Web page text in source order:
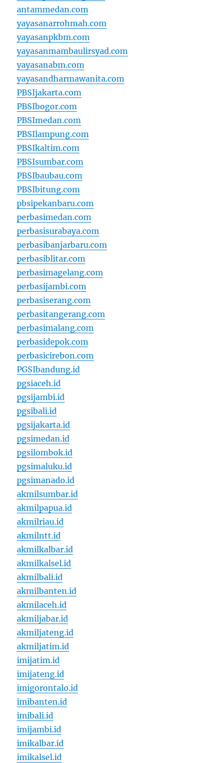
antammedan.com
yayasanarrohmah.com
yayasanpkbm.com
yayasanmambaulirsyad.com
yayasanabm.com
yayasandharmawanita.com
PBSIjakarta.com
PBSIbogor.com
PBSImedan.com
PBSIlampung.com
PBSIkaltim.com
PBSIsumbar.com
PBSIbaubau.com
PBSIbitung.com
pbsipekanbaru.com
perbasimedan.com
perbasisurabaya.com
perbasibanjarbaru.com
perbasiblitar.com
perbasimagelang.com
perbasijambi.com
perbasiserang.com
perbasitangerang.com
perbasimalang.com
perbasidepok.com
perbasicirebon.com
PGSIbandung.id
pgsiaceh.id
pgsijambi.id
pgsibali.id
pgsijakarta.id
pgsimedan.id
pgsilombok.id
pgsimaluku.id
pgsimanado.id
akmilsumbar.id
akmilpapua.id
akmilriau.id
akmilntt.id
akmilkalbar.id
akmilkalsel.id
akmilbali.id
akmilbanten.id
akmilaceh.id
akmiljabar.id
akmiljateng.id
akmiljatim.id
imijatim.id
imijateng.id
imigorontalo.id
imibanten.id
imibali.id
imijambi.id
imikalbar.id
imikalsel.id